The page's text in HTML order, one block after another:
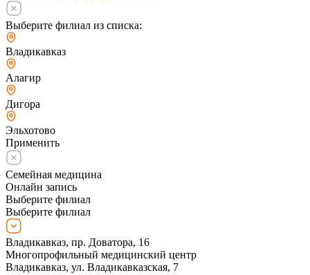
Выберите филиал из списка:
Владикавказ
Алагир
Дигора
Эльхотово
Применить
Семейная медицина
Онлайн запись
Выберите филиал
Выберите филиал
Владикавказ, пр. Доватора, 16
Многопрофильный медицинский центр
Владикавказ, ул. Владикавказская, 7